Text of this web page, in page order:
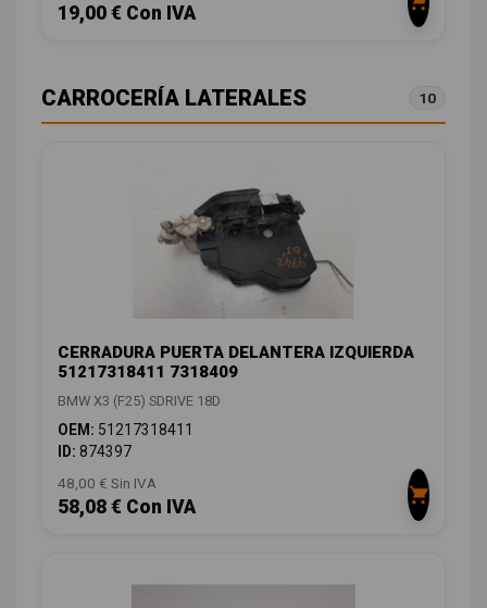
19,00 € Con IVA
CARROCERÍA LATERALES 10
CERRADURA PUERTA DELANTERA IZQUIERDA
51217318411 7318409
BMW X3 (F25) SDRIVE 18D
OEM: 51217318411
ID: 874397
48,00 € Sin IVA
58,08 € Con IVA